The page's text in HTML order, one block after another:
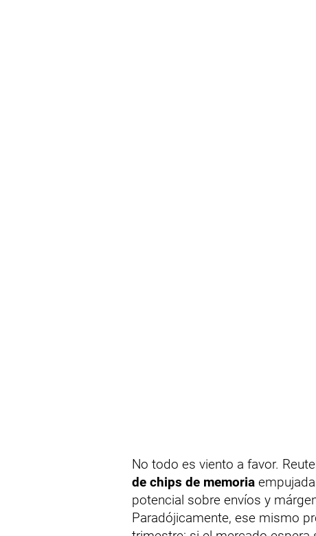
No todo es viento a favor.
de chips de memoria
potencial sobre envíos y
Paradójicamente, ese mismo